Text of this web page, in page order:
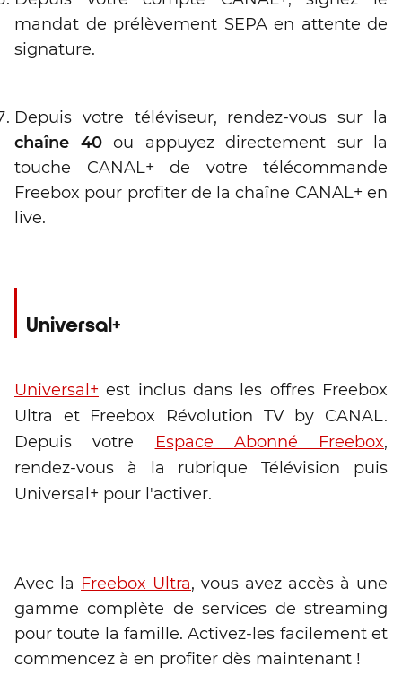
mandat de prélèvement SEPA en attente de
signature.
Depuis votre téléviseur, rendez-vous sur la
chaîne 40ou appuyez directement sur la
touche CANAL+ de votre télécommande
Freebox pour profiter de la chaîne CANAL+ en
live.
Universal+
Universal+ est inclus dans les offres Freebox
Ultra et Freebox Révolution TV by CANAL.
Depuis votre
Espace Abonné Freebox,
rendez-vous à la rubrique Télévision puis
Universal+ pour l'activer.
Avec la Freebox Ultra, vous avez accès à une
gamme complète de services de streaming
pour toute la famille. Activez-les facilement et
commencez à en profiter dès maintenant !